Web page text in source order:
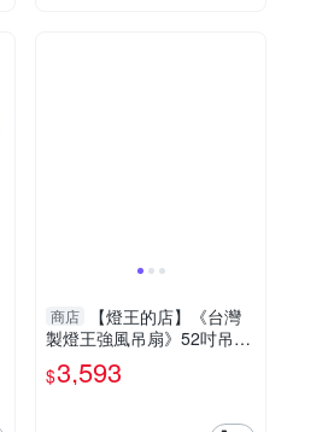
商店
【燈王的店】《台灣
製燈王強風吊扇》52吋吊扇
附遙控器(馬達保固十年) ☆
KS-171-RC
$3,593